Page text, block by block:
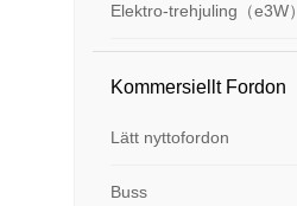
Elektro-trehjuling（e3W）
Kommersiellt Fordon
Lätt nyttofordon
Buss